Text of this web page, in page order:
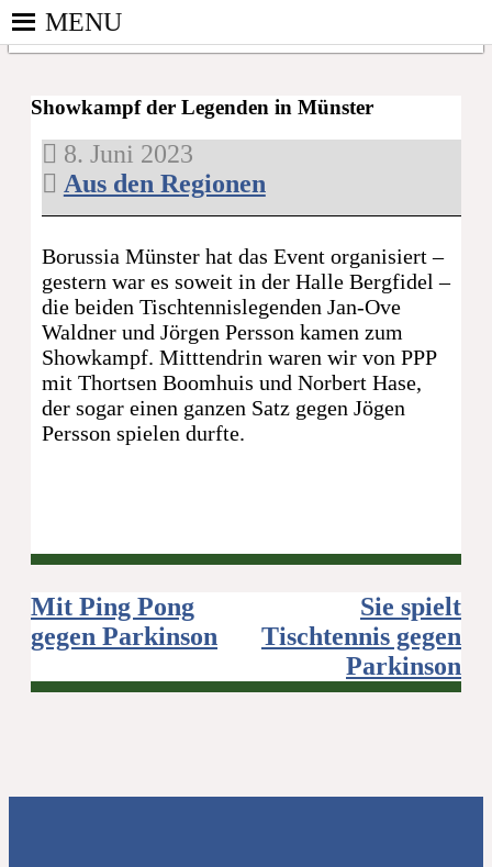
Skip
to
content
PINGPONGPARKINSON
DEUTSCHLAND E. V.
bundesweite
von
kooperierenden
der sich – mit
dem Mittel
Tischtennis –
überwiegend
ehrenamtlich um
Personen mit
Parkinson und
deren Angehörige
MENU
Showkampf der Legenden in Münster
8. Juni 2023
Aus den Regionen
Borussia Münster hat das Event organisiert –
gestern war es soweit in der Halle Bergfidel –
die beiden Tischtennislegenden Jan-Ove
Waldner und Jörgen Persson kamen zum
Showkampf. Mitttendrin waren wir von PPP
mit Thortsen Boomhuis und Norbert Hase,
der sogar einen ganzen Satz gegen Jögen
Persson spielen durfte.
Beitragsnavigation
Mit Ping Pong
gegen Parkinson
Sie spielt
Tischtennis gegen
Parkinson